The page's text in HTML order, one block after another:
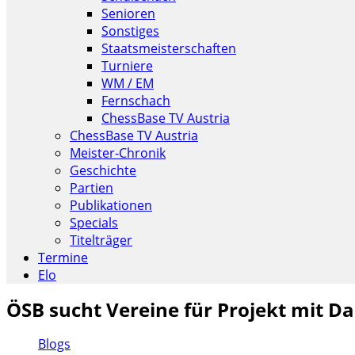
Senioren
Sonstiges
Staatsmeisterschaften
Turniere
WM / EM
Fernschach
ChessBase TV Austria
ChessBase TV Austria
Meister-Chronik
Geschichte
Partien
Publikationen
Specials
Titelträger
Termine
Elo
ÖSB sucht Vereine für Projekt mit
Blogs